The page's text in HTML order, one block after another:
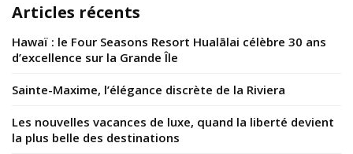
Articles récents
Hawaï : le Four Seasons Resort Hualālai célèbre 30 ans
d’excellence sur la Grande Île
Sainte-Maxime, l’élégance discrète de la Riviera
Les nouvelles vacances de luxe, quand la liberté devient
la plus belle des destinations